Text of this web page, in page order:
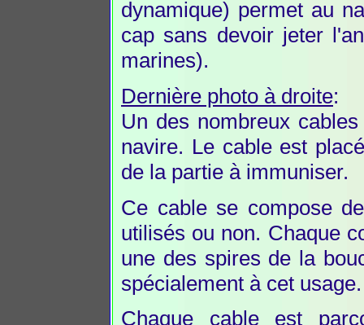
dynamique) permet au
cap sans devoir jeter
marines).
Dernière photo à droite:
Un des nombreux
navire. Le cable est
de la partie à immuniser.
Ce cable se compose
utilisés ou non. Chaque
une des spires de la
spécialement à cet usage.
Chaque cable est